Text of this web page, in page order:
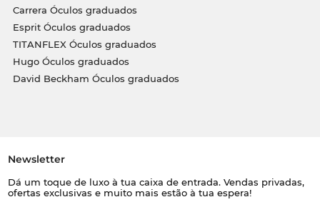
Carrera Óculos graduados
Esprit Óculos graduados
TITANFLEX Óculos graduados
Hugo Óculos graduados
David Beckham Óculos graduados
Newsletter
Dá um toque de luxo à tua caixa de entrada. Vendas privadas,
ofertas exclusivas e muito mais estão à tua espera!